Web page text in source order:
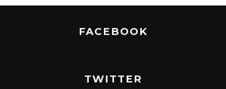
FACEBOOK
TWITTER